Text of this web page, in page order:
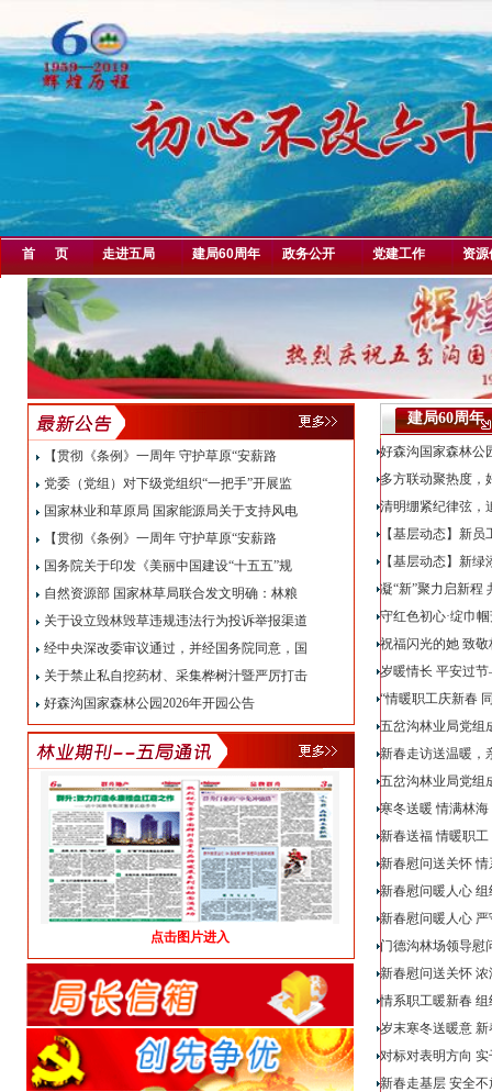
首 页 走进五局 建局60周年 政务公开 党建工作 资源
【贯彻《条例》一周年 守护草原“安薪路
党委（党组）对下级党组织“一把手”开展监
国家林业和草原局 国家能源局关于支持风电
【贯彻《条例》一周年 守护草原“安薪路
国务院关于印发《美丽中国建设“十五五”规
自然资源部 国家林草局联合发文明确：林粮
关于设立毁林毁草违规违法行为投诉举报渠道
经中央深改委审议通过，并经国务院同意，国
关于禁止私自挖药材、采集桦树汁暨严厉打击
好森沟国家森林公园2026年开园公告
点击图片进入
建局60周年
好森沟国家森林公
多方联动聚热度，
清明绷紧纪律弦，
【基层动态】新
【基层动态】新
凝“新”聚力启新
守红色初心·绽巾
祝福闪光的她 致
岁暖情长 平安过
“情暖职工庆新春
五岔沟林业局党组
新春走访送温暖，
五岔沟林业局党组
寒冬送暖 情满林海
新春送福 情暖职工
新春慰问送关怀
新春慰问暖人心
新春慰问暖人心
门德沟林场领导慰
新春慰问送关怀
情系职工暖新春
岁末寒冬送暖意
对标对表明方向
新春走基层 安全